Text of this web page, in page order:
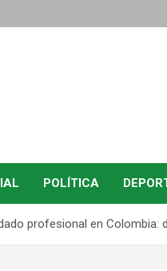
POLÍTICA
profesional en Colombia: